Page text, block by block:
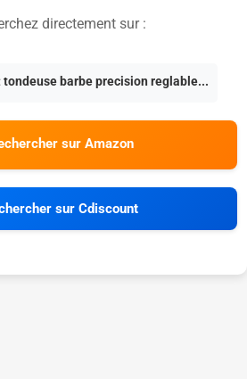
directement sur :
tondeuse barbe precision reglable...
sur Amazon
sur Cdiscount